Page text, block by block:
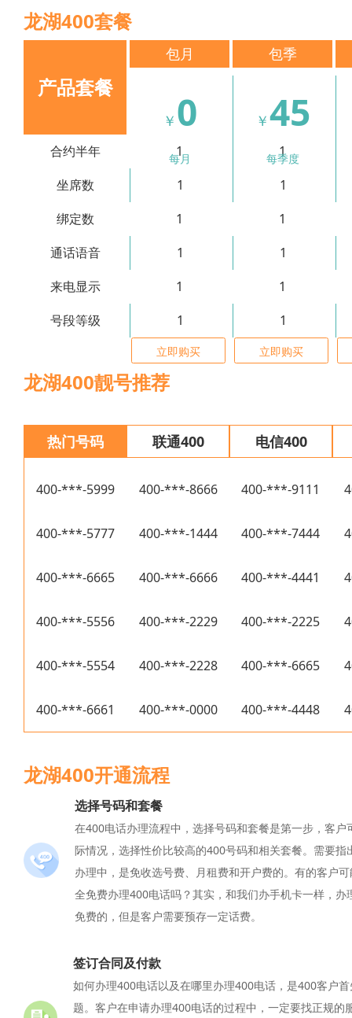
龙湖400套餐
产品套餐
包月
￥ 0
每月
包季
￥45
每季度
合约半年 1
1
坐席数
1
1
绑定数
1
1
通话语音
1
1
来电显示
1
1
号段等级
1 1
立即购买 立即购买
龙湖400靓号推荐
热门号码 联通400 电信400
400-***-5999 400-***-8666 400-***-9111
400-***-5777 400-***-1444 400-***-7444
400-***-6665 400-***-6666 400-***-4441
400-***-5556 400-***-2229 400-***-2225
400-***-5554 400-***-2228 400-***-6665
400-***-6661 400-***-0000 400-***-4448
龙湖400开通流程
选择号码和套餐
在400电话办理流程中，选择号码和套餐是第一步，客户
际情况，选择性价比较高的400号码和相关套餐。需要指
办理中，是免收选号费、月租费和开户费的。有的客户
全免费办理400电话吗？其实，和我们办手机卡一样，办
免费的，但是客户需要预存一定话费。
签订合同及付款
如何办理400电话以及在哪里办理400电话，是400客户
题。客户在申请办理400电话的过程中，一定要找正规的